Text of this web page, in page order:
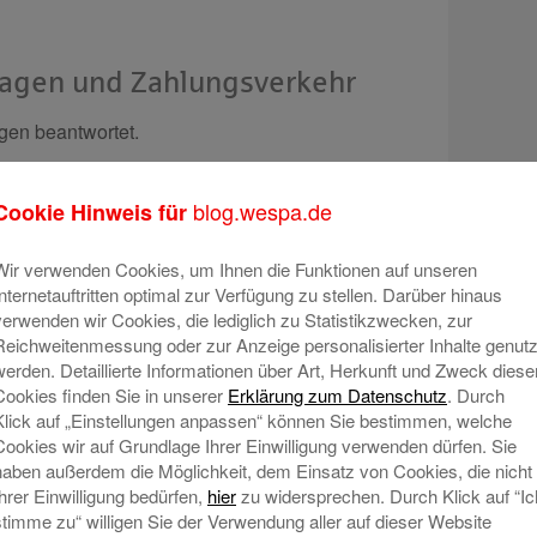
und Zahlungsverkehr
beantwortet.
jetzt unter anderem die Möglichkeit am
Deutsch.
ukrainischer Sprache.
Kooperation mit betterplace: Unterstütze die
Hinweis für blog.wespa.de
verwenden Cookies, um Ihnen die Funktionen auf unseren
optimal zur Verfügung zu stellen. Darüber hinaus
wir Cookies, die lediglich zu Statistikzwecken, zur
oder zur Anzeige personalisierter Inhalte
Detaillierte Informationen über Art, Herkunft und Zweck
finden Sie in unserer Erklärung zum Datenschutz. Durch
auf „Einstellungen anpassen“ können Sie bestimmen, welche
wir auf Grundlage Ihrer Einwilligung verwenden dürfen. Sie
außerdem die Möglichkeit, dem Einsatz von Cookies, die nicht
Einwilligung bedürfen, hierzu widersprechen. Durch Klick auf
zu“ willigen Sie der Verwendung aller auf dieser Website